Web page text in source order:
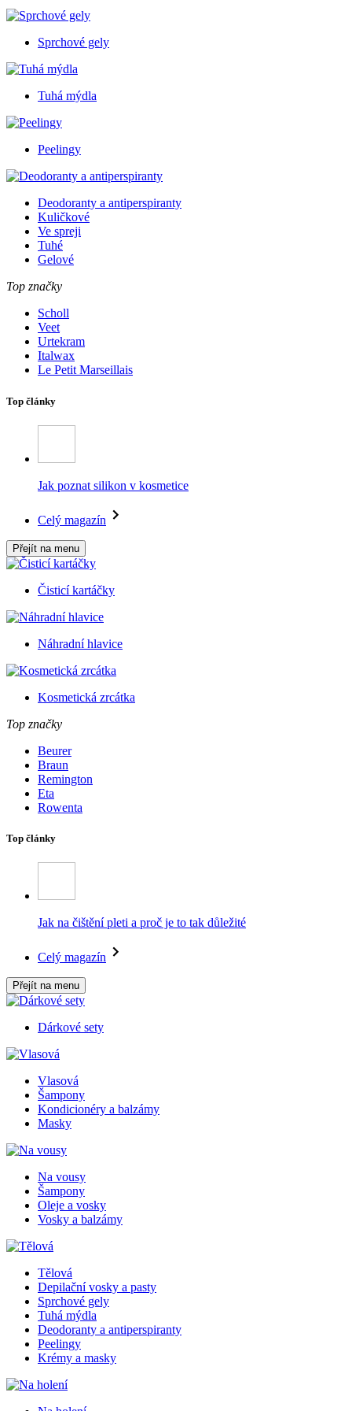
Sprchové gely
Tuhá mýdla
Peelingy
Deodoranty a antiperspiranty
Kuličkové
Ve spreji
Tuhé
Gelové
Top značky
Scholl
Veet
Urtekram
Italwax
Le Petit Marseillais
Top články
Jak poznat silikon v kosmetice
Celý magazín
Přejít na menu
Čisticí kartáčky
Náhradní hlavice
Kosmetická zrcátka
Top značky
Beurer
Braun
Remington
Eta
Rowenta
Top články
Jak na čištění pleti a proč je to tak důležité
Celý magazín
Přejít na menu
Dárkové sety
Vlasová
Šampony
Kondicionéry a balzámy
Masky
Na vousy
Šampony
Oleje a vosky
Vosky a balzámy
Tělová
Depilační vosky a pasty
Sprchové gely
Tuhá mýdla
Deodoranty a antiperspiranty
Peelingy
Krémy a masky